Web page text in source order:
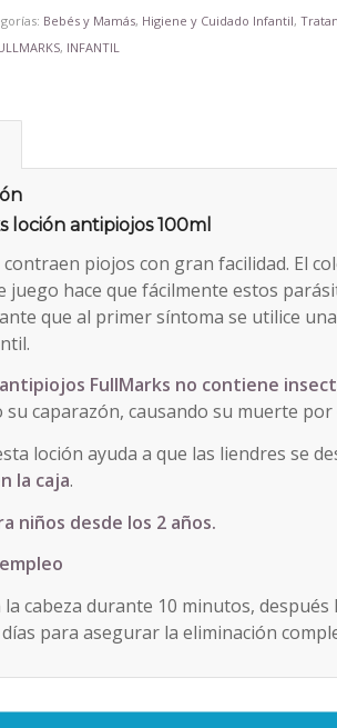
Bebés y Mamás, Higiene y Cuidado Infantil,
, INFANTIL
loción antipiojos 100ml
piojos con gran facilidad. El
juego hace que fácilmente estos
que al primer síntoma se utilice
FullMarks no contiene
su caparazón, causando su muerte
loción ayuda a que las liendres se
la caja.
niños desde los 2 años.
la cabeza durante 10 minutos,
para asegurar la eliminación